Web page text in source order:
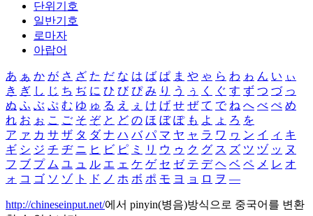
단위기호
일반기호
로마자
아랍어
あ ぁ か が さ ざ た だ な は ば ぱ ま や ゃ ら わ ゎ ん い ぃ
き ぎ し じ ち ぢ に ひ び ぴ み り う ぅ く ぐ す ず つ づ っ
ぬ ふ ぶ ぷ む ゆ ゅ る え ぇ け げ せ ぜ て で ね へ べ ぺ め
れ お ぉ こ ご そ ぞ と ど の ほ ぼ ぽ も よ ょ ろ を
ア ァ カ サ ザ タ ダ ナ ハ バ パ マ ヤ ャ ラ ワ ヮ ン イ ィ キ
ギ シ ジ チ ヂ ニ ヒ ビ ピ ミ リ ウ ゥ ク グ ス ズ ツ ヅ ッ ヌ
フ ブ プ ム ユ ュ ル エ ェ ケ ゲ セ ゼ テ デ ヘ ベ ペ メ レ オ
ォ コ ゴ ソ ゾ ト ド ノ ホ ボ ポ モ ヨ ョ ロ ヲ ―
http://chineseinput.net/에서 pinyin(병음)방식으로 중국어를 변환